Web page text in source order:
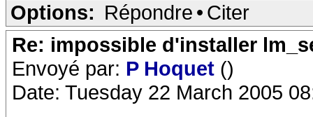
Options: Répondre • Citer
Re: impossible d'installer
Envoyé par: P Hoquet ()
Date: Tuesday 22 March 2005